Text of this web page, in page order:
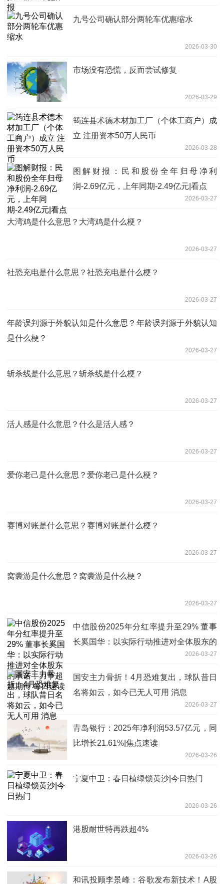
九号公司确认部分两轮车优惠缩水
2026-03-30
市场没有恐慌，反而尝试修复
2026-03-29
筠连县术德木材加工厂（个体工商户）成
立 注册资本50万人民币
2026-03-28
图解财报：民和股份全年归母净利
润-2.69亿元，上年同期-2.49亿元|看点
2026-03-27
大湾鸡是什么意思？大湾鸡是什么梗？
2026-03-27
社恐充电是什么意思？‌社恐充电是什么梗？
2026-03-27
年龄误判源于外貌认知是什么意思？年龄误判源于外貌认知
是什么梗？
2026-03-27
斩杀线是什么意思？斩杀线是什么梗？
2026-03-27
活人感是什么意思？什么是活人感？
2026-03-27
爱你老己是什么意思？爱你老己是什么梗？
2026-03-27
赛博对账是什么意思？赛博对账是什么梗？
2026-03-27
窝囊游是什么意思？窝囊游是什么梗？
2026-03-27
中信股份2025年分红率提升至29% 董事
长奚国华：以实际行动推进对全体股东的
2026-03-27
国安主力骨折！4月恐难复出，球队昔日
名将如云，如今已无人可用 消息
2026-03-27
青岛银行：2025年净利润53.57亿元，同
比增长21.61%|焦点速读
2026-03-26
宁夏中卫：春日植绿锁黄沙|今日热门
2026-03-26
港股耐世特再跌超4%
2026-03-26
和讯投顾李景峰：谷歌发布新技术！A股